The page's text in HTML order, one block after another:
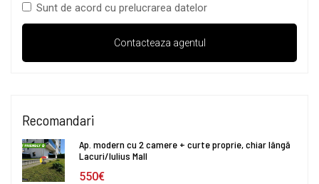
Sunt de acord cu prelucrarea datelor
Recomandari
Ap. modern cu 2 camere + curte proprie, chiar lângă
Lacuri/Iulius Mall
550€